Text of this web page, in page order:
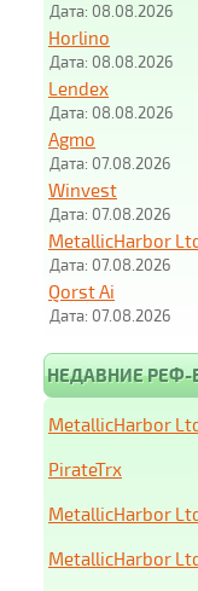
Дата: 08.08.2026
Horlino
Дата: 08.08.2026
Lendex
Дата: 08.08.2026
Agmo
Дата: 07.08.2026
Winvest
Дата: 07.08.2026
MetallicHarbor
Дата: 07.08.2026
Qorst Ai
Дата: 07.08.2026
НЕДАВНИЕ РЕФ-
MetallicHarbor
PirateTrx
MetallicHarbor
MetallicHarbor